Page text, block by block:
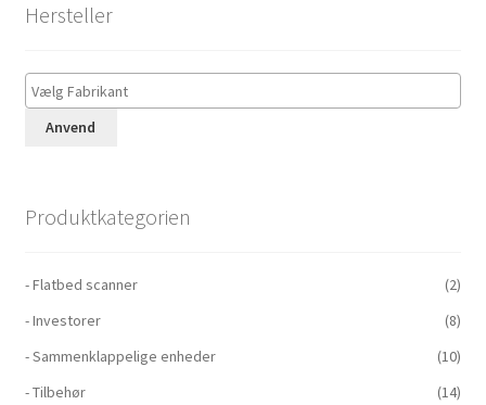
Hersteller
Anvend
Produktkategorien
- Flatbed scanner
(2)
- Investorer
(8)
- Sammenklappelige enheder
(10)
- Tilbehør
(14)